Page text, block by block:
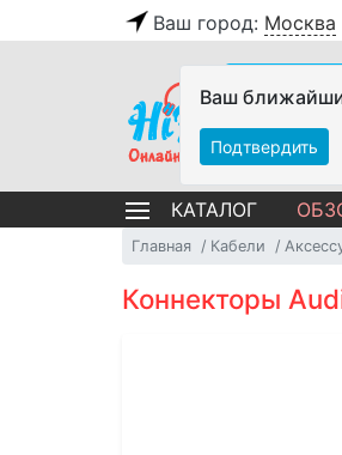
Ваш город: Москва
Ваш
Подтвердить
КАТАЛОГ
Главная Кабели
Коннекторы